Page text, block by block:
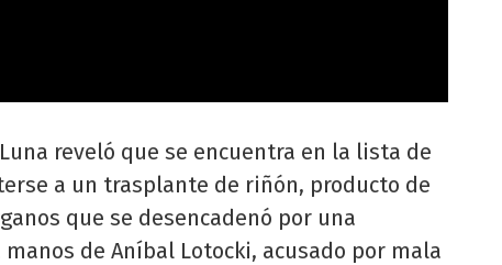
reveló que se encuentra en la lista de
a un trasplante de riñón, producto de
que se desencadenó por una
de Aníbal Lotocki, acusado por mala